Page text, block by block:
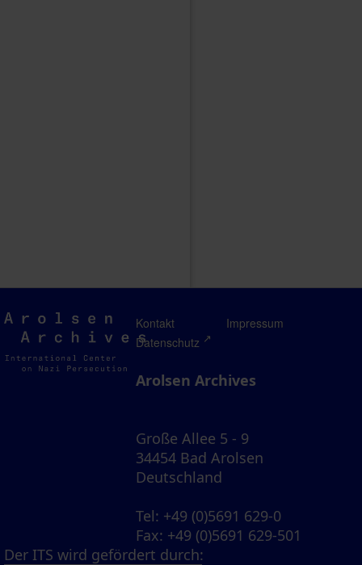
Arolsen
Archives
Kontakt
Impressum
Datenschutz
Arolsen Archives
Große Allee 5 - 9
34454 Bad Arolsen
Deutschland
Tel: +49 (0)5691 629-0
Fax: +49 (0)5691 629-501
Der ITS wird gefördert durch: